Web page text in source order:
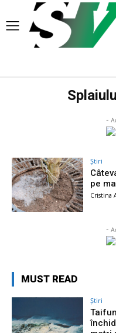
-
Știri
pe
Cristina
-
MUST READ
Știri